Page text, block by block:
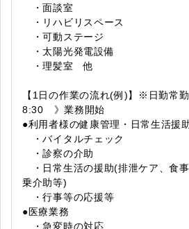
・面談室
・リハビリスペース
・可動ステージ
・太陽光発電設備
・理髪室 他
【1日の作業の流れ(例)】※日勤常勤
8:30 》業務開始
●利用者様の健康管理・日常生活援
・バイタルチェック
・診察の介助
・日常生活の援助(排泄ケア、食
乗介助等)
・行事等の応援等
●医療業務
・急変時の対応